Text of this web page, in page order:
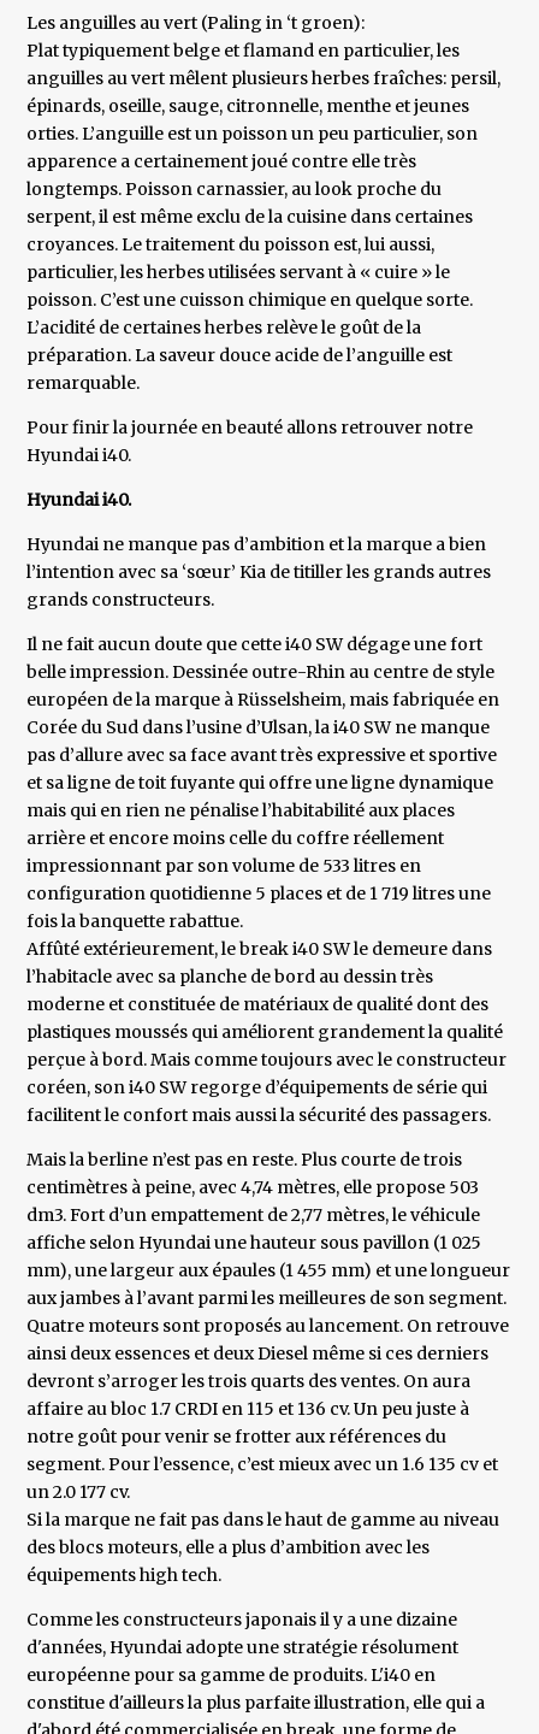
Les anguilles au vert (Paling in ‘t groen):
Plat typiquement belge et flamand en particulier, les
anguilles au vert mêlent plusieurs herbes fraîches: persil,
épinards, oseille, sauge, citronnelle, menthe et jeunes
orties. L’anguille est un poisson un peu particulier, son
apparence a certainement joué contre elle très
longtemps. Poisson carnassier, au look proche du
serpent, il est même exclu de la cuisine dans certaines
croyances. Le traitement du poisson est, lui aussi,
particulier, les herbes utilisées servant à « cuire » le
poisson. C’est une cuisson chimique en quelque sorte.
L’acidité de certaines herbes relève le goût de la
préparation. La saveur douce acide de l’anguille est
remarquable.
Pour finir la journée en beauté allons retrouver notre
Hyundai i40.
Hyundai i40.
Hyundai ne manque pas d’ambition et la marque a bien
l’intention avec sa ‘sœur’ Kia de titiller les grands autres
grands constructeurs.
Il ne fait aucun doute que cette i40 SW dégage une fort
belle impression. Dessinée outre-Rhin au centre de style
européen de la marque à Rüsselsheim, mais fabriquée en
Corée du Sud dans l’usine d’Ulsan, la i40 SW ne manque
pas d’allure avec sa face avant très expressive et sportive
et sa ligne de toit fuyante qui offre une ligne dynamique
mais qui en rien ne pénalise l’habitabilité aux places
arrière et encore moins celle du coffre réellement
impressionnant par son volume de 533 litres en
configuration quotidienne 5 places et de 1 719 litres une
fois la banquette rabattue.
Affûté extérieurement, le break i40 SW le demeure dans
l’habitacle avec sa planche de bord au dessin très
moderne et constituée de matériaux de qualité dont des
plastiques moussés qui améliorent grandement la qualité
perçue à bord. Mais comme toujours avec le constructeur
coréen, son i40 SW regorge d’équipements de série qui
facilitent le confort mais aussi la sécurité des passagers.
Mais la berline n’est pas en reste. Plus courte de trois
centimètres à peine, avec 4,74 mètres, elle propose 503
dm3. Fort d’un empattement de 2,77 mètres, le véhicule
affiche selon Hyundai une hauteur sous pavillon (1 025
mm), une largeur aux épaules (1 455 mm) et une longueur
aux jambes à l’avant parmi les meilleures de son segment.
Quatre moteurs sont proposés au lancement. On retrouve
ainsi deux essences et deux Diesel même si ces derniers
devront s’arroger les trois quarts des ventes. On aura
affaire au bloc 1.7 CRDI en 115 et 136 cv. Un peu juste à
notre goût pour venir se frotter aux références du
segment. Pour l’essence, c’est mieux avec un 1.6 135 cv et
un 2.0 177 cv.
Si la marque ne fait pas dans le haut de gamme au niveau
des blocs moteurs, elle a plus d’ambition avec les
équipements high tech.
Comme les constructeurs japonais il y a une dizaine
d'années, Hyundai adopte une stratégie résolument
européenne pour sa gamme de produits. L'i40 en
constitue d'ailleurs la plus parfaite illustration, elle qui a